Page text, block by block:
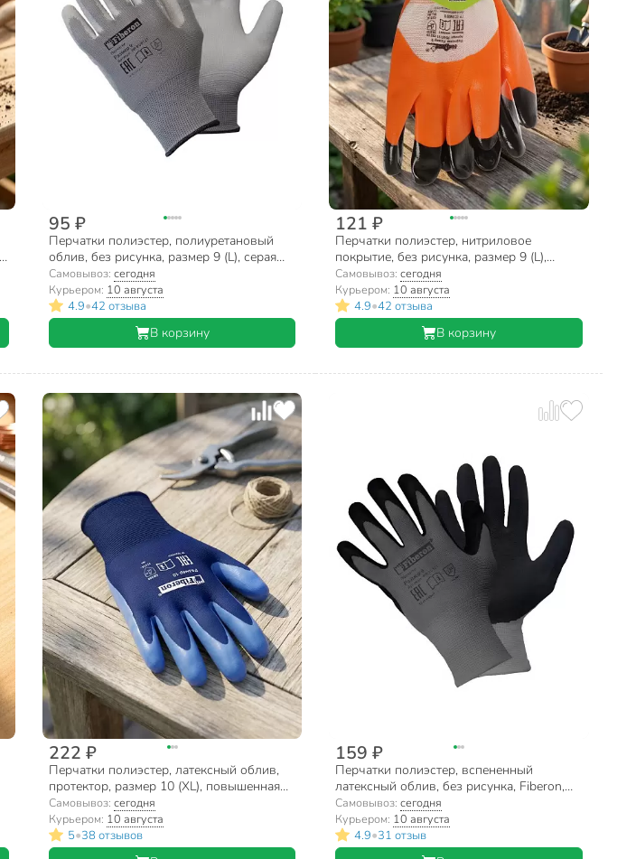
95 ₽
Перчатки полиэстер, полиуретановый
облив, без рисунка, размер 9 (L), серая
основа, Fiberon, европодвес
Самовывоз: сегодня
Курьером: 10 августа
4.9•42 отзыва
В корзину
121 ₽
Перчатки полиэстер, нитриловое
покрытие, без рисунка, размер 9 (L),
оранжевый, черные, Пчелка, Fiberon
Самовывоз:сегодня
Курьером: 10 августа
4.9•42 отзыва
В корзину
222 ₽
Перчатки полиэстер, латексный облив,
протектор, размер 10 (XL), повышенная
защита при тяжелых работах, Fiberon
Самовывоз: сегодня
Курьером: 10 августа
5•38 отзывов
159 ₽
Перчатки полиэстер, вспененный
латексный облив, без рисунка, Fiberon,
европодвес
Самовывоз:сегодня
Курьером: 10 августа
4.9•31 отзыв